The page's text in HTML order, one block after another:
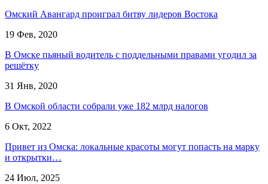
Омский Авангард проиграл битву лидеров Востока
19 Фев, 2020
В Омске пьяный водитель с поддельными правами угодил за
решётку
31 Янв, 2020
В Омской области собрали уже 182 млрд налогов
6 Окт, 2022
Привет из Омска: локальные красоты могут попасть на марку
и открытки…
24 Июл, 2025